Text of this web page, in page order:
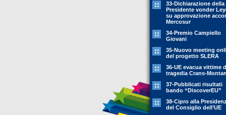
33-Dichiarazione della
Presidente vonder
su approvazione
Mercosur
34-Premio Campiello
Giovani
35-Nuovo meeting
del progetto SLERA
36-UE evacua vittime
tragedia Crans-
37-Pubblicati risultati
bando “DiscoverEU”
38-Cipro alla
del Consiglio dell’UE